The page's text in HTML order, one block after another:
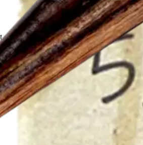
kauniit, värjättyä hiottua puuta ja
yhdistettävät puikon päät antavat useita
ovat myös ergonomisesti